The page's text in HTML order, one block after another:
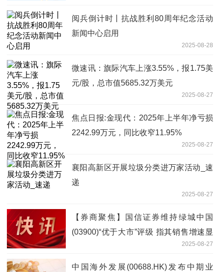
阅兵倒计时丨抗战胜利80周年纪念活动
新闻中心启用
2025-08-28
微速讯：旗际汽车上涨3.55%，报1.75美
元/股，总市值5685.32万美元
2025-08-27
焦点日报:金现代：2025年上半年净亏损
2242.99万元，同比收窄11.95%
2025-08-27
襄阳高新区开展垃圾分类进万家活动_速
递
2025-08-27
【券商聚焦】国信证券维持绿城中国
(03900)“优于大市”评级 指其销售增速显
2025-08-27
中国海外发展(00688.HK)发布中期业